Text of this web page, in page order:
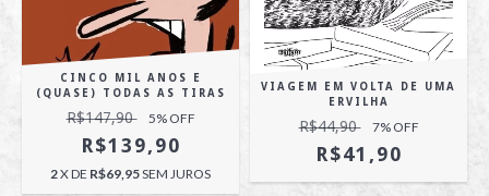
CINCO MIL ANOS E
(QUASE) TODAS AS TIRAS
R$147,90 5% OFF
R$139,90
2X DE R$69,95SEM JUROS
VIAGEM EM VOLTA DE UMA
ERVILHA
R$44,90 7% OFF
R$41,90